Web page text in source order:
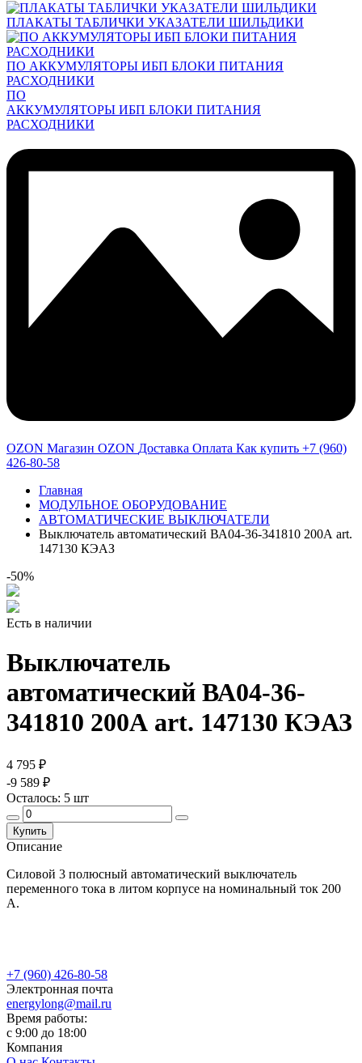
ПЛАКАТЫ ТАБЛИЧКИ УКАЗАТЕЛИ ШИЛЬДИКИ
ПО АККУМУЛЯТОРЫ ИБП БЛОКИ ПИТАНИЯ
РАСХОДНИКИ
ПО
АККУМУЛЯТОРЫ ИБП БЛОКИ ПИТАНИЯ
РАСХОДНИКИ
OZON Магазин OZON Доставка Оплата Как купить +7 (960)
426-80-58
Главная
МОДУЛЬНОЕ ОБОРУДОВАНИЕ
АВТОМАТИЧЕСКИЕ ВЫКЛЮЧАТЕЛИ
Выключатель автоматический ВА04-36-341810 200А art.
147130 КЭАЗ
-50%
Есть в наличии
Выключатель
автоматический ВА04-36-
341810 200А art. 147130 КЭАЗ
4 795 ₽
-9 589 ₽
Осталось: 5 шт
Купить
Описание
Силовой 3 полюсный автоматический выключатель
переменного тока в литом корпусе на номинальный ток 200
А.
+7 (960) 426-80-58
Электронная почта
energylong@mail.ru
Время работы:
c 9:00 до 18:00
Компания